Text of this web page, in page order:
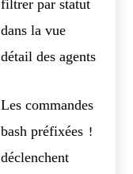
filtrer par statut
dans la vue
détail des agents
Les commandes
bash préfixées !
déclenchent